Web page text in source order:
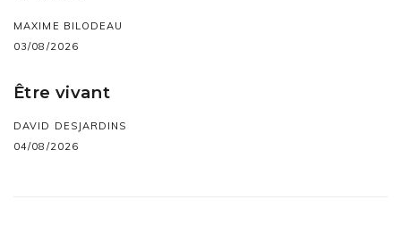
MAXIME BILODEAU
03/08/2026
Être vivant
DAVID DESJARDINS
04/08/2026